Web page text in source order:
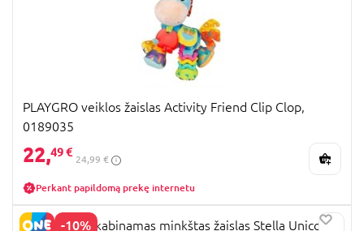
PLAYGRO veiklos žaislas Activity Friend Clip Clop,
0189035
22,49 €
24,99 €
Perkant papildomą prekę internetu
-10%
PLAYGRO pakabinamas minkštas žaislas Stella Unicorn,